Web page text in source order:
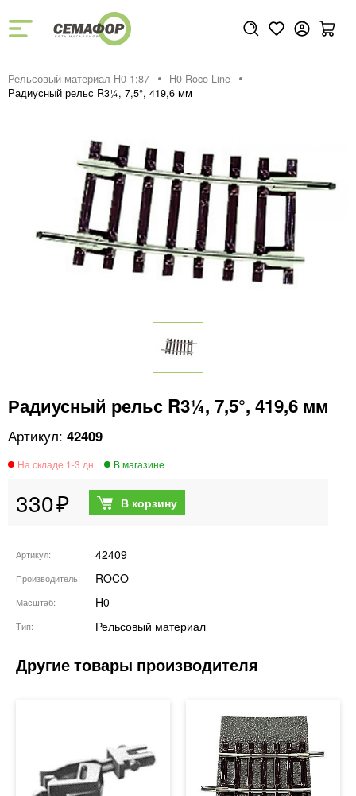
Рельсовый материал H0 1:87
H0 Roco-Line
Радиусный рельс R3¼, 7,5°, 419,6 мм
Радиусный рельс R3¼, 7,5°, 419,6 мм
42409
330
Артикул 42409
Производитель ROCO
Масштаб H0
Тип Рельсовый материал